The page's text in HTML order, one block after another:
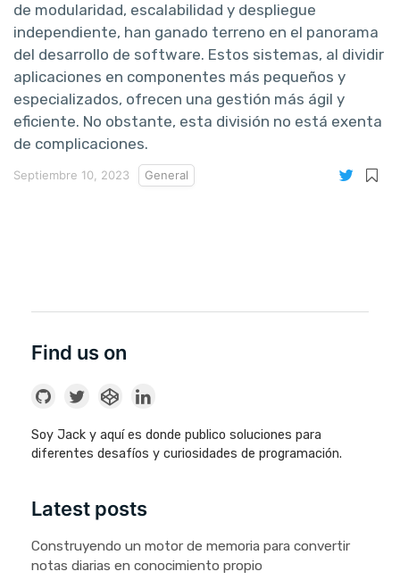
de modularidad, escalabilidad y despliegue
independiente, han ganado terreno en el panorama
del desarrollo de software. Estos sistemas, al dividir
aplicaciones en componentes más pequeños y
especializados, ofrecen una gestión más ágil y
eficiente. No obstante, esta división no está exenta
de complicaciones.
Septiembre 10, 2023 General
Find us on
Soy Jack y aquí es donde publico soluciones para
diferentes desafíos y curiosidades de programación.
Latest posts
Construyendo un motor de memoria para convertir
notas diarias en conocimiento propio